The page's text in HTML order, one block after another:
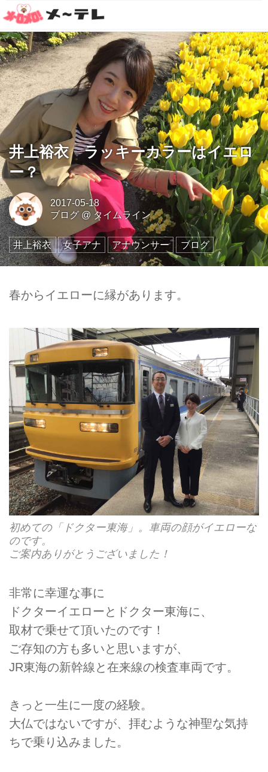
井上裕衣 ラッキーカラーはイエロ
ー？
2017-05-18
ブログ@ タイムライン
井上裕衣 女子アナ アナウンサー ブログ
春からイエローに縁があります。
初めての「ドクター東海」。車両の顔がイエローな
のです。
ご案内ありがとうございました！
非常に幸運な事に
ドクターイエローとドクター東海に、
取材で乗せて頂いたのです！
ご存知の方も多いと思いますが、
JR東海の新幹線と在来線の検査車両です。
きっと一生に一度の経験。
大仏ではないですが、拝むような神聖な気持
ちで乗り込みました。